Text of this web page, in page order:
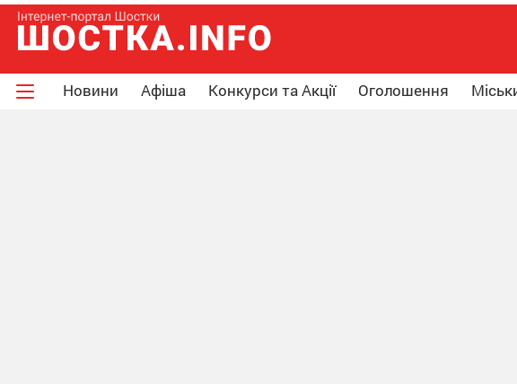
Новини Афіша Конкурси та Акції Оголошення